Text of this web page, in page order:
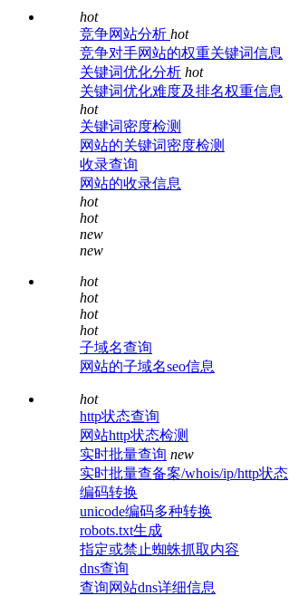
hot
竞争网站分析 hot
竞争对手网站的权重关键词信息
关键词优化分析 hot
关键词优化难度及排名权重信息
hot
关键词密度检测
网站的关键词密度检测
收录查询
网站的收录信息
hot
hot
new
new
hot
hot
hot
hot
子域名查询
网站的子域名seo信息
hot
http状态查询
网站http状态检测
实时批量查询 new
实时批量查备案/whois/ip/http状态
编码转换
unicode编码多种转换
robots.txt生成
指定或禁止蜘蛛抓取内容
dns查询
查询网站dns详细信息